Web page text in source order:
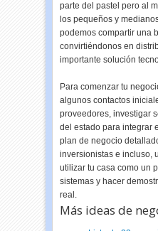
parte del pastel pero al
los pequeños y
podemos compartir una
convirtiéndonos en
importante solución
Para comenzar tu
algunos contactos
proveedores, investigar
del estado para integrar
plan de negocio
inversionistas e incluso,
utilizar tu casa como un
sistemas y hacer
real.
Más ideas de